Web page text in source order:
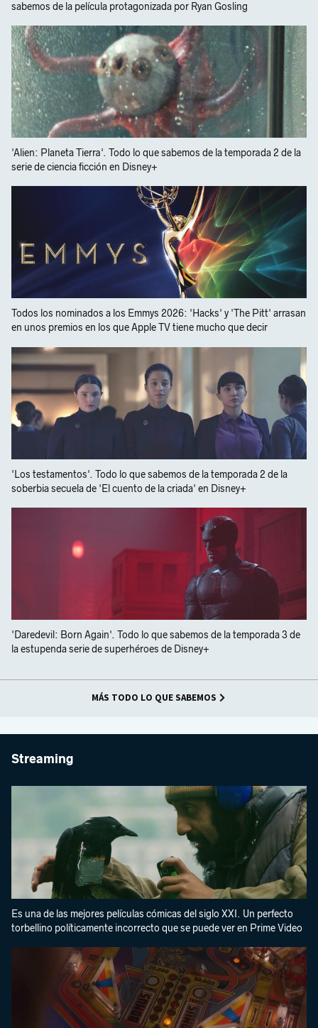
sabemos de la película protagonizada por Ryan Gosling
'Alien: Planeta Tierra'. Todo lo que sabemos de la temporada 2 de la
serie de ciencia ficción en Disney+
Todos los nominados a los Emmys 2026: 'Hacks' y 'The Pitt' arrasan
en unos premios en los que Apple TV tiene mucho que decir
'Los testamentos'. Todo lo que sabemos de la temporada 2 de la
soberbia secuela de 'El cuento de la criada' en Disney+
'Daredevil: Born Again'. Todo lo que sabemos de la temporada 3 de
la estupenda serie de superhéroes de Disney+
MÁS TODO LO QUE SABEMOS
Streaming
Es una de las mejores películas cómicas del siglo XXI. Un perfecto
torbellino políticamente incorrecto que se puede ver en Prime Video